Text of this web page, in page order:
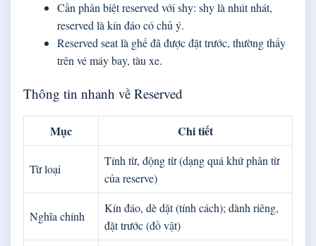
Cần phân biệt reserved với shy: shy là nhút nhát,
reserved là kín đáo có chủ ý.
Reserved seat là ghế đã được đặt trước, thường thấy
trên vé máy bay, tàu xe.
Thông tin nhanh về Reserved
Mục Chi tiết
Từ loại
Tính từ, động từ (dạng quá khứ phân từ
của reserve)
Nghĩa chính
Kín đáo, dè dặt (tính cách); dành riêng,
đặt trước (đồ vật)